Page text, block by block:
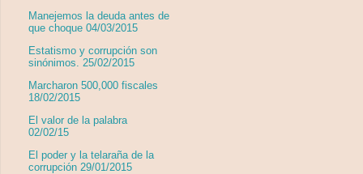
Manejemos la deuda antes de
que choque 04/03/2015
Estatismo y corrupción son
sinónimos. 25/02/2015
Marcharon 500,000 fiscales
18/02/2015
El valor de la palabra
02/02/15
El poder y la telaraña de la
corrupción 29/01/2015